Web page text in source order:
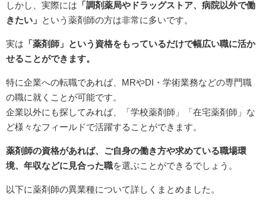
しかし、実際には 「調剤薬局やドラッグストア、病院以外で働
きたい」
という薬剤師の方は非常に多いです。
実は 「薬剤師」という資格をもっているだけで幅広い職に活か
せることができます。
特に企業への転職であれば、MRやDI・学術業務などの専門職
の職に就くことが可能です。
企業以外にも探してみれば、「学校薬剤師」「在宅薬剤師」な
ど様々なフィールドで活躍することができます。
薬剤師の資格があれば、ご自身の働き方や求めている職場環
境、年収などに見合った職を選ぶことができるでしょう。
以下に薬剤師の異業種について詳しくまとめました。